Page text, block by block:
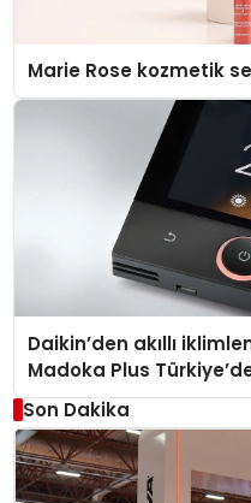
Marie Rose kozmetik
Daikin’den akıllı
Madoka Plus
Son Dakika